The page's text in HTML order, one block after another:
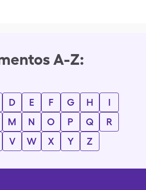
A-Z:
D E F G H
I
M N O P Q
R
V W X Y Z